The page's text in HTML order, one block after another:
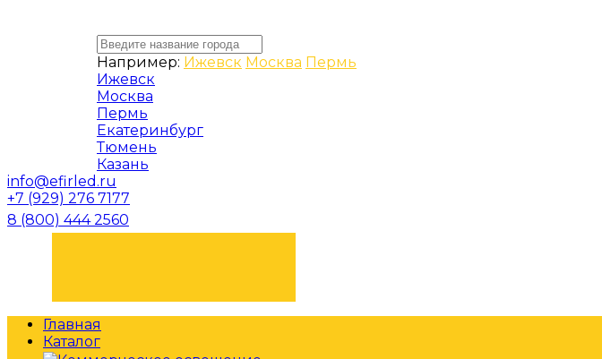
Например: Ижевск Москва Пермь
Ижевск
Москва
Пермь
Екатеринбург
Тюмень
Казань
info@efirled.ru
+7 (929) 276 7177
8 (800) 444 2560
Главная
Каталог